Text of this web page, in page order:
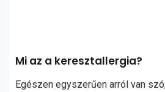
Mi az a keresztallergia?
Egészen egyszerűen arról van